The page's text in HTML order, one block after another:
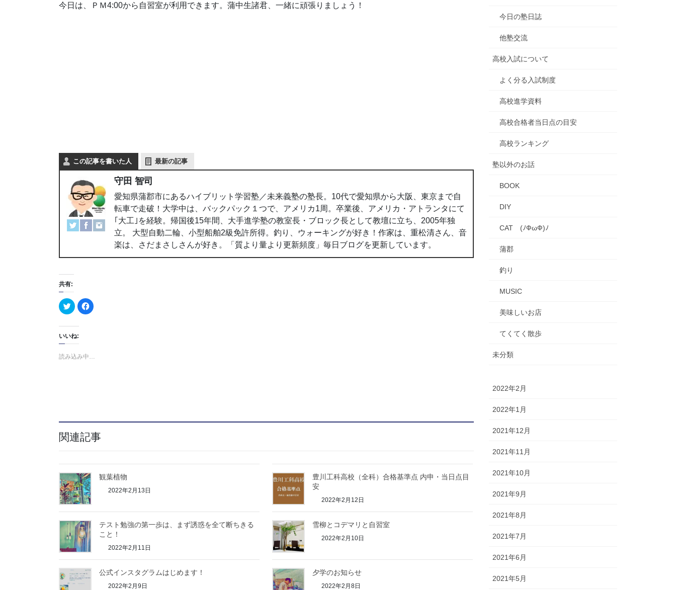
今日は、ＰＭ4:00から自習室が利用できます。蒲中生諸君、一緒に頑張りましょう！
この記事を書いた人 最新の記事
守田 智司
愛知県蒲郡市にあるハイブリット学習塾／未来義塾の塾長。10代で愛知県から大阪、東京まで自
転車で走破！大学中は、バックパック１つで、アメリカ1周。卒業後、アメリカ・アトランタにて
｢大工｣を経験。帰国後15年間、大手進学塾の教室長・ブロック長として教壇に立ち、2005年独
立。 大型自動二輪、小型船舶2級免許所得。釣り、ウォーキングが好き！作家は、重松清さん、音
楽は、さだまさしさんが好き。「質より量より更新頻度」毎日ブログを更新しています。
共有:
ク
リ
し
て
T
w
i
t
ウ
ィ
ン
ド
ま
す
)
F
a
共
て
く
だ
さ
い
ウ
ィ
ン
ド
ウ
で
き
ま
す
)
いいね:
読み込み中…
関連記事
観葉植物
2022年2月13日
豊川工科高校（全科）合格基準点 内申・当日点目
安
2022年2月12日
テスト勉強の第一歩は、まず誘惑を全て断ちきる
こと！
2022年2月11日
雪柳とコデマリと自習室
2022年2月10日
公式インスタグラムはじめます！
2022年2月9日
夕学のお知らせ
2022年2月8日
今日の塾日誌
他塾交流
高校入試について
よく分る入試制度
高校進学資料
高校合格者当日点の目安
高校ランキング
塾以外のお話
BOOK
DIY
CAT (ﾉФωФ)ﾉ
蒲郡
釣り
MUSIC
美味しいお店
てくてく散歩
未分類
2022年2月
2022年1月
2021年12月
2021年11月
2021年10月
2021年9月
2021年8月
2021年7月
2021年6月
2021年5月